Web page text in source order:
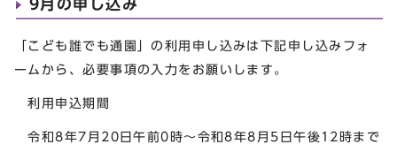
9月の申し込み
「こども誰でも通園」の利用申し込みは下記申し込みフォ
ームから、必要事項の入力をお願いします。
利用申込期間
令和8年7月20日午前0時～令和8年8月5日午後12時まで